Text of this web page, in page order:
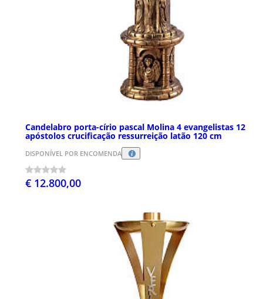
Candelabro porta-círio pascal Molina 4 evangelistas 12
apóstolos crucificação ressurreição latão 120 cm
DISPONÍVEL POR ENCOMENDA
€ 12.800,00